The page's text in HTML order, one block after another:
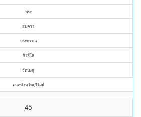
พระ
สมควร
กระพรรณ
จิรสีโล
วัดปังกู
คณะจังหวัดบุรีรัมย์
45